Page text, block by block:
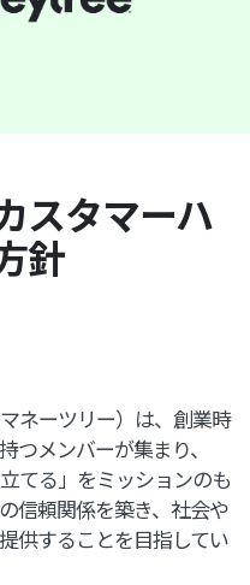
スタマーハ
針
ネーツリー）は、創業時
つメンバーが集まり、
てる」をミッションのも
信頼関係を築き、社会や
供することを目指してい